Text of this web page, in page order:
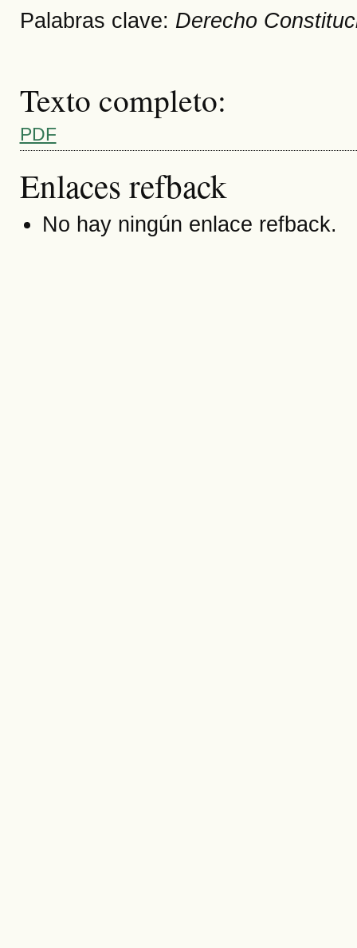
Palabras clave: Derecho
Texto completo:
PDF
Enlaces refback
No hay ningún enlace refback.